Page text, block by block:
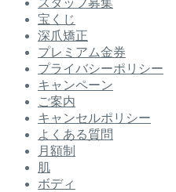
宝くじ
深爪矯正
プレミアム金券
プライバシーポリシー
キャンペーン
ご案内
キャンセルポリシー
よくある質問
月額制
肌
ボディ